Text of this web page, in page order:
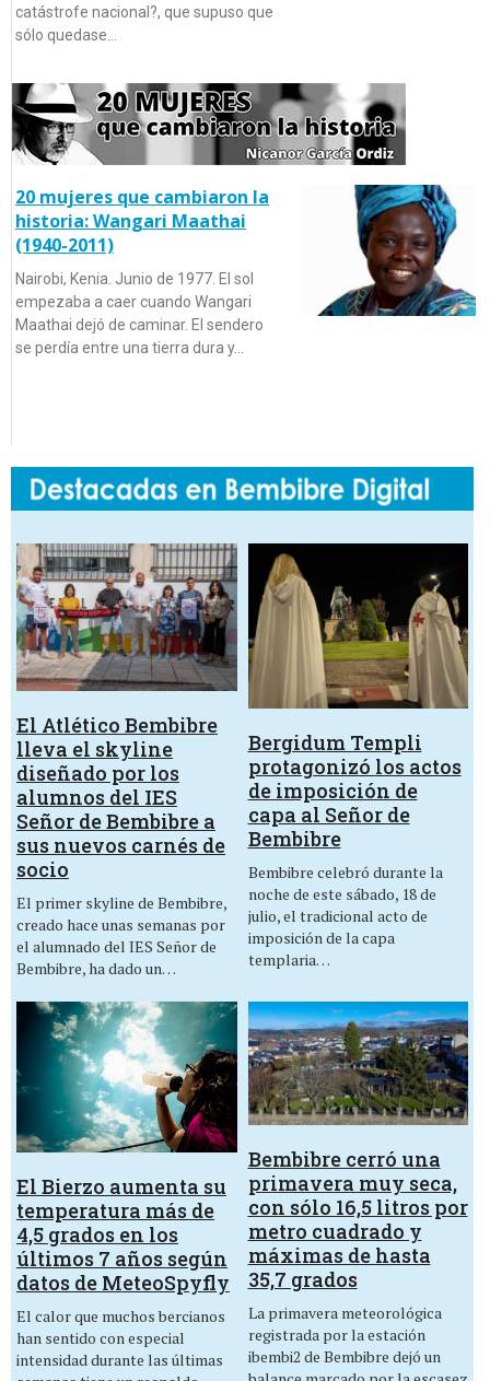
catástrofe nacional?, que supuso que
sólo quedase…
20 mujeres que cambiaron la
historia: Wangari Maathai
(1940-2011)
Nairobi, Kenia. Junio de 1977. El sol
empezaba a caer cuando Wangari
Maathai dejó de caminar. El sendero
se perdía entre una tierra dura y…
El Atlético Bembibre
lleva el skyline
diseñado por los
alumnos del IES
Señor de Bembibre a
sus nuevos carnés de
socio
El primer skyline de Bembibre,
creado hace unas semanas por
el alumnado del IES Señor de
Bembibre, ha dado un…
Bergidum Templi
protagonizó los actos
de imposición de
capa al Señor de
Bembibre
Bembibre celebró durante la
noche de este sábado, 18 de
julio, el tradicional acto de
imposición de la capa
templaria…
El Bierzo aumenta su
temperatura más de
4,5 grados en los
últimos 7 años según
datos de MeteoSpyfly
El calor que muchos bercianos
han sentido con especial
intensidad durante las últimas
Bembibre cerró una
primavera muy seca,
con sólo 16,5 litros por
metro cuadrado y
máximas de hasta
35,7 grados
La primavera meteorológica
registrada por la estación
ibembi2 de Bembibre dejó un